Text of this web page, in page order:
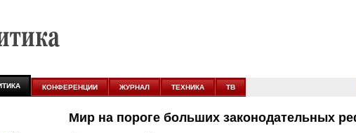
новых условиях
КОНФЕРЕНЦИИ ЖУРНАЛ ТЕХНИКА ТВ
Мир на пороге больших законодательных